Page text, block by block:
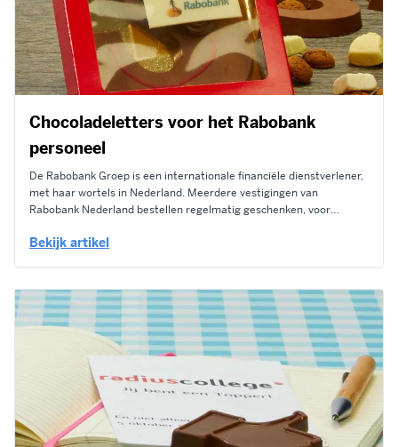
Chocoladeletters voor het Rabobank
personeel
De Rabobank Groep is een internationale financiële dienstverlener,
met haar wortels in Nederland. Meerdere vestigingen van
Rabobank Nederland bestellen regelmatig geschenken, voor
met Sinterklaas een mooi gedecoreerde chocoladeletter, inclusief
Bekijk artikel